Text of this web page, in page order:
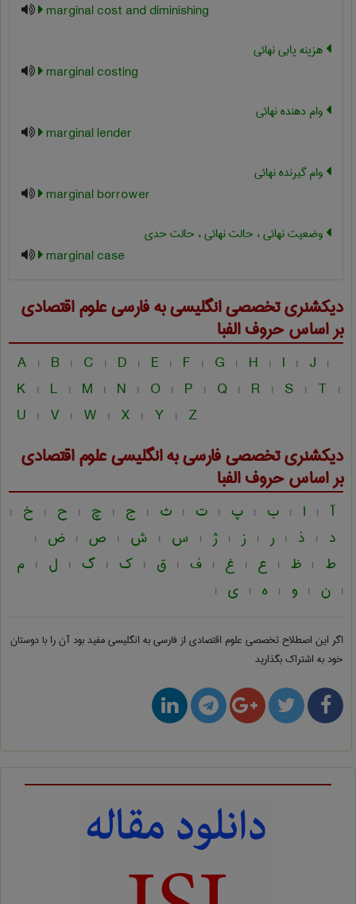
marginal cost and diminishing
هزینه یابی نهائی
marginal costing
وام دهنده نهائی
marginal lender
وام گیرنده نهائی
marginal borrower
وضعیت نهائی ، حالت نهائی ، حالت حدی
marginal case
دیکشنری تخصصی انگلیسی به فارسیعلوم اقتصادی
بر اساس حروف الفبا
A | B | C | D | E | F | G | H | I | J |
K | L | M | N | O | P | Q | R | S | T |
U | V | W | X | Y | Z
دیکشنری تخصصی فارسی به انگلیسیعلوم اقتصادی
بر اساس حروف الفبا
آ | ا | ب | پ | ت | ث | ج | چ | ح | خ |
د | ذ | ر | ز | ژ | س | ش | ص | ض |
ط | ظ | ع | غ | ف | ق | ک | گ | ل | م
| ن | و | ه | ی |
اگر این اصطلاح تخصصی علوم اقتصادی از فارسی به انگلیسیمفید بود آن را با دوستان
خود به اشتراک بگذارید